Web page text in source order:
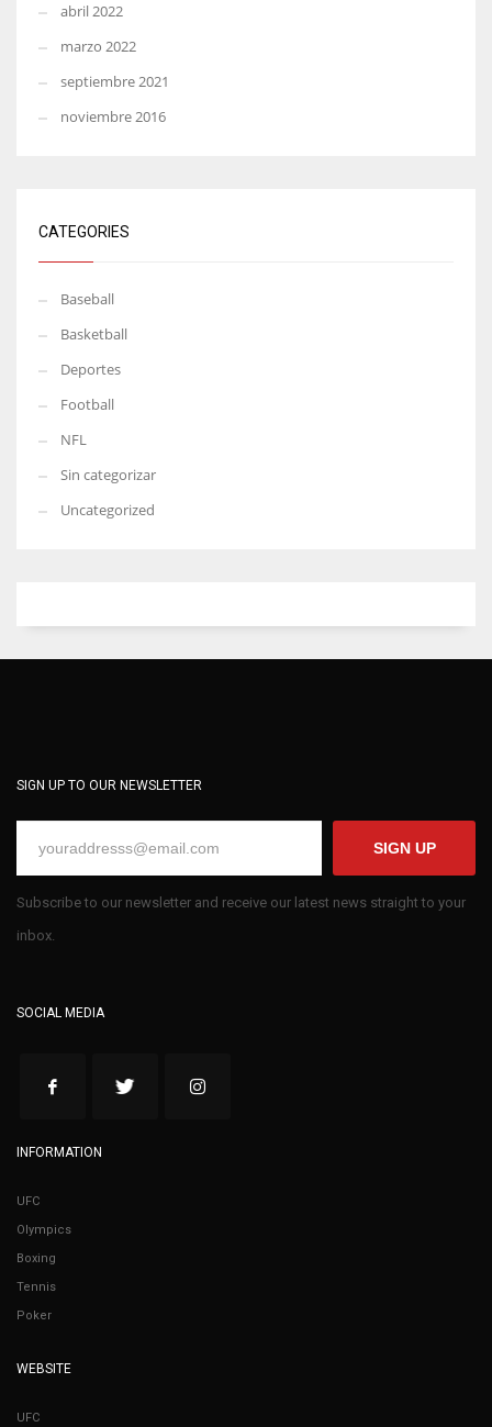
abril 2022
marzo 2022
septiembre 2021
noviembre 2016
CATEGORIES
Baseball
Basketball
Deportes
Football
NFL
Sin categorizar
Uncategorized
SIGN UP TO OUR NEWSLETTER
SIGN UP
Subscribe to our newsletter and receive our latest news straight to your
inbox.
SOCIAL MEDIA
INFORMATION
UFC
Olympics
Boxing
Tennis
Poker
WEBSITE
UFC